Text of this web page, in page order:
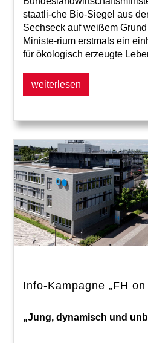
staatli-che Bio-Siegel aus
Sechseck auf weißem
Ministe-rium erstmals ein
für ökologisch erzeugte
weiterlesen
Info-Kampagne „FH on
„Jung, dynamisch und